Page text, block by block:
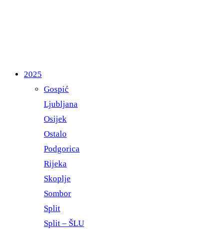
2025
Gospić
Ljubljana
Osijek
Ostalo
Podgorica
Rijeka
Skoplje
Sombor
Split
Split – ŠLU